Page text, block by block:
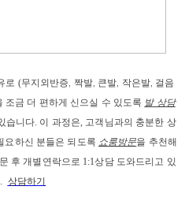
로 (무지외반증, 짝발, 큰발, 작은발, 걸음
조금 더 편하게 신으실 수 있도록 발 상담
습니다. 이 과정은, 고객님과의 충분한 상
요하신 분들은 되도록 쇼룸방문을 추천해
후 개별연락으로 1:1상담 도와드리고 있
상담하기